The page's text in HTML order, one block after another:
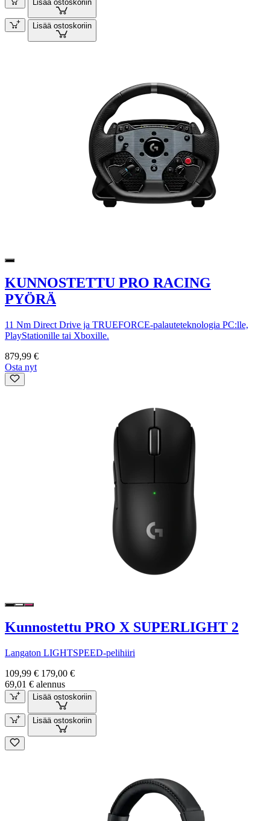
Lisää ostoskoriin
Lisää ostoskoriin
KUNNOSTETTU PRO RACING
PYÖRÄ
11 Nm Direct Drive ja TRUEFORCE-palauteteknologia PC:lle,
PlayStationille tai Xboxille.
879,99 €
Osta nyt
Kunnostettu PRO X SUPERLIGHT 2
Langaton LIGHTSPEED-pelihiiri
109,99 € 179,00 €
69,01 € alennus
Lisää ostoskoriin
Lisää ostoskoriin